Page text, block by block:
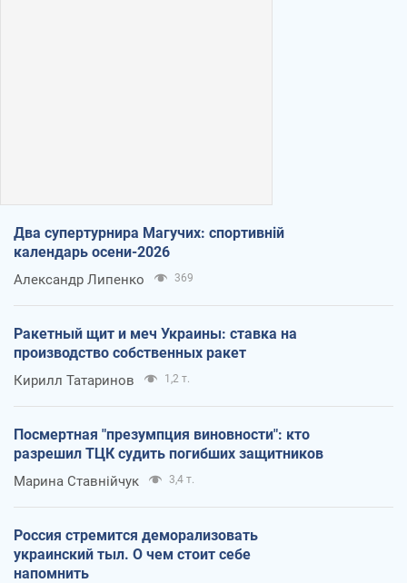
Два супертурнира Магучих: спортивній
календарь осени-2026
Александр Липенко 369
Ракетный щит и меч Украины: ставка на
производство собственных ракет
Кирилл Татаринов 1,2 т.
Посмертная "презумпция виновности": кто
разрешил ТЦК судить погибших защитников
Марина Ставнійчук 3,4 т.
Россия стремится деморализовать
украинский тыл. О чем стоит себе
напомнить